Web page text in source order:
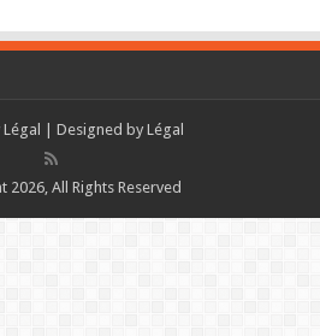
Légal | Designed by Légal
All Rights Reserved